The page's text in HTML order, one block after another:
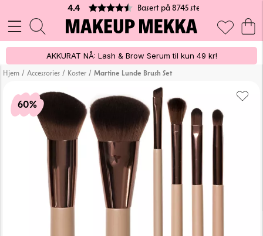
100% VEGANSK
AKKURAT NÅ: Lash & Brow Serum til kun 49 kr!
Hjem / Accessories / Koster / Martine Lunde Brush Set
60%